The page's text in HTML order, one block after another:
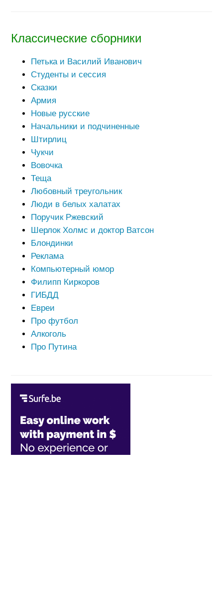
Классические сборники
Петька и Василий Иванович
Студенты и сессия
Сказки
Армия
Новые русские
Начальники и подчиненные
Штирлиц
Чукчи
Вовочка
Теща
Любовный треугольник
Люди в белых халатах
Поручик Ржевский
Шерлок Холмс и доктор Ватсон
Блондинки
Реклама
Компьютерный юмор
Филипп Киркоров
ГИБДД
Евреи
Про футбол
Алкоголь
Про Путина